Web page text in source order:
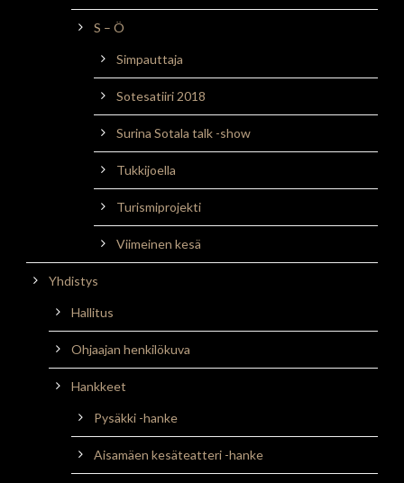
S – Ö
Simpauttaja
Sotesatiiri 2018
Surina Sotala talk -show
Tukkijoella
Turismiprojekti
Viimeinen kesä
Yhdistys
Hallitus
Ohjaajan henkilökuva
Hankkeet
Pysäkki -hanke
Aisamäen kesäteatteri -hanke